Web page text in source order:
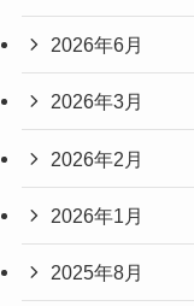
2026年6月
2026年3月
2026年2月
2026年1月
2025年8月